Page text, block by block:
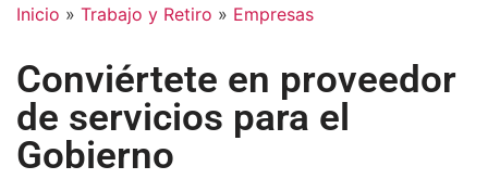
Inicio » Trabajo y Retiro » Empresas
Conviértete en proveedor
de servicios para el
Gobierno